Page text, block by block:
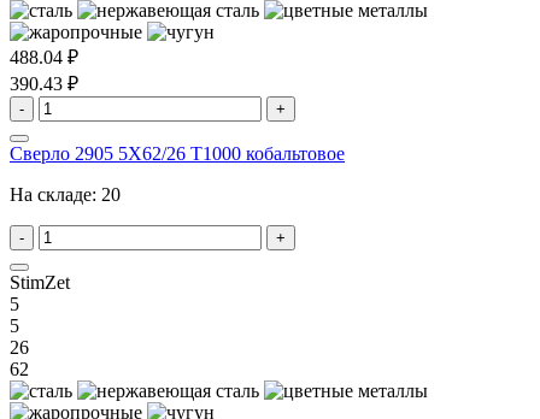
488.04 ₽
390.43 ₽
- +
Сверло 2905 5X62/26 T1000 кобальтовое
На складе: 20
- +
StimZet
5
5
26
62